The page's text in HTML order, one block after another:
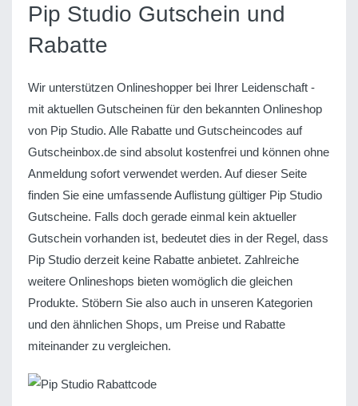
Pip Studio Gutschein und
Rabatte
Wir unterstützen Onlineshopper bei Ihrer Leidenschaft -
mit aktuellen Gutscheinen für den bekannten Onlineshop
von Pip Studio. Alle Rabatte und Gutscheincodes auf
Gutscheinbox.de sind absolut kostenfrei und können ohne
Anmeldung sofort verwendet werden. Auf dieser Seite
finden Sie eine umfassende Auflistung gültiger Pip Studio
Gutscheine. Falls doch gerade einmal kein aktueller
Gutschein vorhanden ist, bedeutet dies in der Regel, dass
Pip Studio derzeit keine Rabatte anbietet. Zahlreiche
weitere Onlineshops bieten womöglich die gleichen
Produkte. Stöbern Sie also auch in unseren Kategorien
und den ähnlichen Shops, um Preise und Rabatte
miteinander zu vergleichen.